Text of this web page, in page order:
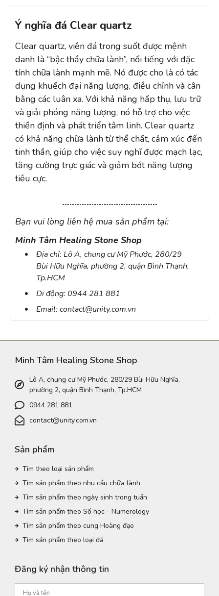
Ý nghĩa đá Clear quartz
Clear quartz, viên đá trong suốt được mệnh
danh là “bậc thầy chữa lành”, nổi tiếng với đặc
tính chữa lành mạnh mẽ. Nó được cho là có tác
dụng khuếch đại năng lượng, điều chỉnh và cân
bằng các luân xa. Với khả năng hấp thụ, lưu trữ
và giải phóng năng lượng, nó hỗ trợ cho việc
thiền định và phát triển tâm linh. Clear quartz
có khả năng chữa lành từ thể chất, cảm xúc đến
tinh thần, giúp cho việc suy nghĩ được mạch lạc,
tăng cường trực giác và giảm bớt năng lượng
tiêu cực.
Bạn vui lòng liên hệ mua sản phẩm tại:
Minh Tâm Healing Stone Shop
Địa chỉ: Lô A, chung cư Mỹ Phước, 280/29
Bùi Hữu Nghĩa, phường 2, quận Bình Thạnh,
Tp.HCM
Di động: 0944 281 881
Email: contact@unity.com.vn
Minh Tâm Healing Stone Shop
Lô A, chung cư Mỹ Phước, 280/29 Bùi Hữu Nghĩa,
phường 2, quận Bình Thạnh, Tp.HCM
0944 281 881
contact@unity.com.vn
Sản phẩm
Tìm theo loại sản phẩm
Tìm sản phẩm theo nhu cầu chữa lành
Tìm sản phẩm theo ngày sinh trong tuần
Tìm sản phẩm theo Số học - Numerology
Tìm sản phẩm theo cung Hoàng đạo
Tìm sản phẩm theo loại đá
Đăng ký nhận thông tin